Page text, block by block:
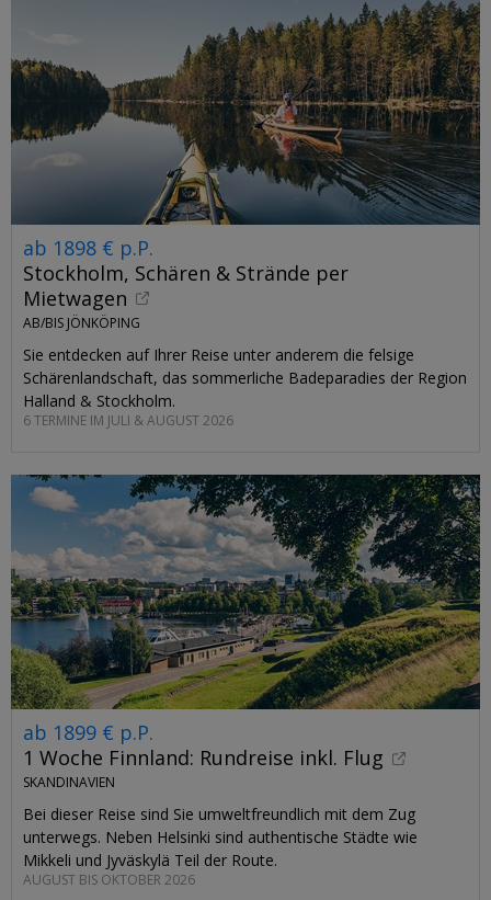
ab 1898 € p.P.
Stockholm, Schären & Strände per
Mietwagen
AB/BIS JÖNKÖPING
Sie entdecken auf Ihrer Reise unter anderem die felsige
Schärenlandschaft, das sommerliche Badeparadies der Region
Halland & Stockholm.
6 TERMINE IM JULI & AUGUST 2026
ab 1899 € p.P.
1 Woche Finnland: Rundreise inkl. Flug
SKANDINAVIEN
Bei dieser Reise sind Sie umweltfreundlich mit dem Zug
unterwegs. Neben Helsinki sind authentische Städte wie
Mikkeli und Jyväskylä Teil der Route.
AUGUST BIS OKTOBER 2026